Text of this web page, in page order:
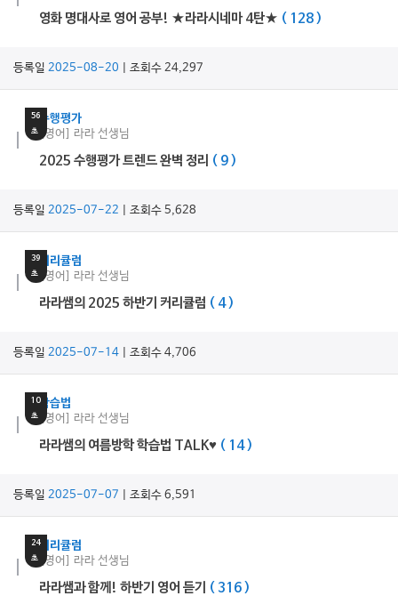
영화 명대사로 영어 공부! ★라라시네마 4탄★ ( 128 )
등록일 2025-08-20 | 조회수 24,297
56
초
수행평가
[영어] 라라 선생님
2025 수행평가 트렌드 완벽 정리 ( 9 )
등록일 2025-07-22 | 조회수 5,628
39
초
커리큘럼
[영어] 라라 선생님
라라쌤의 2025 하반기 커리큘럼 ( 4 )
등록일 2025-07-14| 조회수 4,706
10
초
학습법
[영어] 라라 선생님
라라쌤의 여름방학 학습법 TALK♥ ( 14 )
등록일 2025-07-07 | 조회수 6,591
24
초
커리큘럼
[영어] 라라 선생님
라라쌤과 함께! 하반기 영어 듣기 ( 316 )